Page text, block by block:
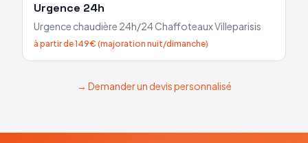
Urgence 24h
Urgence chaudière 24h/24ChaffoteauxVilleparisis
à partir de 149€ (majoration nuit/dimanche)
→ Demander un devis personnalisé